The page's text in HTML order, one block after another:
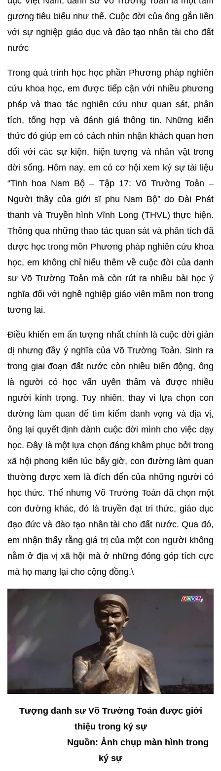
gương tiêu biểu như thế. Cuộc đời của ông gắn liền
với sự nghiệp giáo dục và đào tạo nhân tài cho đất
nước
Trong quá trình học học phần Phương pháp nghiên
cứu khoa học, em được tiếp cận với nhiều phương
pháp và thao tác nghiên cứu như quan sát, phân
tích, tổng hợp và đánh giá thông tin. Những kiến
thức đó giúp em có cách nhìn nhận khách quan hơn
đối với các sự kiện, hiện tượng và nhân vật trong
đời sống. Hôm nay, em có cơ hội xem ký sự tài liệu
“Tinh hoa Nam Bộ – Tập 17: Võ Trường Toản –
Người thầy của giới sĩ phu Nam Bộ” do Đài Phát
thanh và Truyền hình Vĩnh Long (THVL) thực hiện.
Thông qua những thao tác quan sát và phân tích đã
được học trong môn Phương pháp nghiên cứu khoa
học, em không chỉ hiểu thêm về cuộc đời của danh
sư Võ Trường Toản mà còn rút ra nhiều bài học ý
nghĩa đối với nghề nghiệp giáo viên mầm non trong
tương lai.
Điều khiến em ấn tượng nhất chính là cuộc đời giản
dị nhưng đầy ý nghĩa của Võ Trường Toản. Sinh ra
trong giai đoạn đất nước còn nhiều biến động, ông
là người có học vấn uyên thâm và được nhiều
người kính trọng. Tuy nhiên, thay vì lựa chọn con
đường làm quan để tìm kiếm danh vọng và địa vị,
ông lại quyết định dành cuộc đời mình cho việc dạy
học. Đây là một lựa chọn đáng khâm phục bởi trong
xã hội phong kiến lúc bấy giờ, con đường làm quan
thường được xem là đích đến của những người có
học thức. Thế nhưng Võ Trường Toản đã chọn một
con đường khác, đó là truyền đạt tri thức, giáo dục
đạo đức và đào tạo nhân tài cho đất nước. Qua đó,
em nhận thấy rằng giá trị của một con người không
nằm ở địa vị xã hội mà ở những đóng góp tích cực
mà họ mang lại cho cộng đồng.\
Tượng danh sư Võ Trường Toản được giới
thiệu trong ký sự
Nguồn: Ảnh chụp màn hình trong
ký sự